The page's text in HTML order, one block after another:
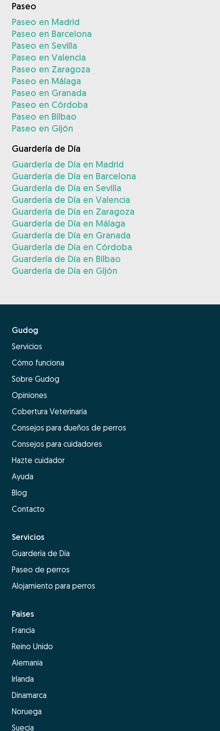
Paseo
Paseo en Madrid
Paseo en Barcelona
Paseo en Sevilla
Paseo en Valencia
Paseo en Zaragoza
Paseo en Málaga
Paseo en Granada
Paseo en Córdoba
Paseo en Bilbao
Paseo en Gijón
Guardería de Día
Guardería de Día en Madrid
Guardería de Día en Barcelona
Guardería de Día en Sevilla
Guardería de Día en Valencia
Guardería de Día en Zaragoza
Guardería de Día en Málaga
Guardería de Día en Granada
Guardería de Día en Córdoba
Guardería de Día en Bilbao
Guardería de Día en Gijón
Gudog
Servicios
Cómo funciona
Sobre Gudog
Opiniones
Cobertura Veterinaria
Consejos para dueños de perros
Consejos para cuidadores
Hazte cuidador
Ayuda
Blog
Contacto
Servicios
Guardería de Día
Paseo de perros
Alojamiento para perros
Países
Francia
Reino Unido
Alemania
Irlanda
Dinamarca
Noruega
Suecia